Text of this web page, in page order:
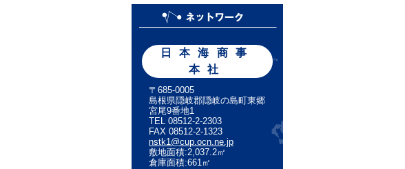
日本海商事
本社
〒685-0005
島根県隠岐郡隠岐の島町東郷
宮尾9番地1
TEL 08512-2-2303
FAX 08512-2-1323
nstk1@cup.ocn.ne.jp
敷地面積:2,037.2㎡
倉庫面積:661㎡